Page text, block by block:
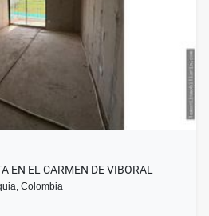
EN EL CARMEN DE VIBORAL
Colombia